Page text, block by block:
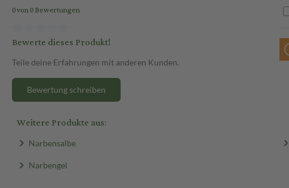
0 von 0 Bewertungen
Bewerte dieses Produkt!
Teile deine Erfahrungen mit anderen Kunden.
Bewertung schreiben
Weitere Produkte aus:
Narbensalbe
Narbengel